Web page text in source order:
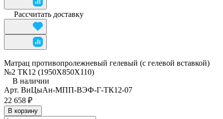
Рассчитать доставку
Матрац противопролежневый гелевый (с гелевой вставкой)
№2 ТК12 (1950Х850Х110)
В наличии
Арт. ВиЦыАн-МПП-ВЭФ-Г-ТК12-07
22 658 ₽
В корзину